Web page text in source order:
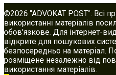
©2026 "ADVOKAT POST". Всі
використанні матеріалів
обов'язкове. Для інтернет-
відкрите для пошукових
безпосередньо на матеріал.
розміщене незалежно від
використання матеріалів.